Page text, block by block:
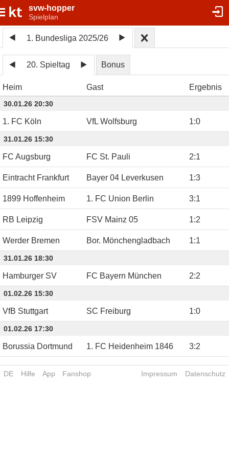
svw-hopper
Spielplan
1. Bundesliga 2025/26
20. Spieltag Bonus
Heim Gast Ergebnis
30.01.26 20:30
1. FC Köln VfL Wolfsburg 1:0
31.01.26 15:30
FC Augsburg FC St. Pauli 2:1
Eintracht Frankfurt Bayer 04 Leverkusen 1:3
1899 Hoffenheim 1. FC Union Berlin 3:1
RB Leipzig FSV Mainz 05 1:2
Werder Bremen Bor. Mönchengladbach 1:1
31.01.26 18:30
Hamburger SV FC Bayern München 2:2
01.02.26 15:30
VfB Stuttgart SC Freiburg 1:0
01.02.26 17:30
Borussia Dortmund 1. FC Heidenheim 1846 3:2
DE Hilfe App Fanshop Impressum Datenschutz